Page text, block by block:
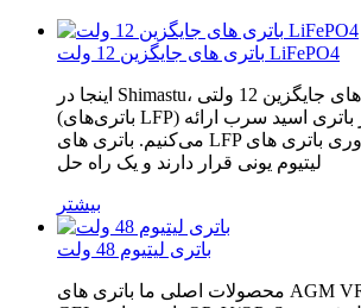
باتری های جایگزین 12 ولت LiFePO4
اینجا در Shimastu، ما باتری‌های جایگزین 12 ولتی LiFePO4
(باتری‌های LFP) را برای جایگزینی هر باتری اسید سرب ارائه
می‌کنیم. باتری های LFP در لبه برش فناوری باتری های
لیتیوم یونی قرار دارند و یک راه حل
بیشتر
باتری لیتیوم 48 ولت
محصولات اصلی ما باتری های AGM VRLA، باتری های